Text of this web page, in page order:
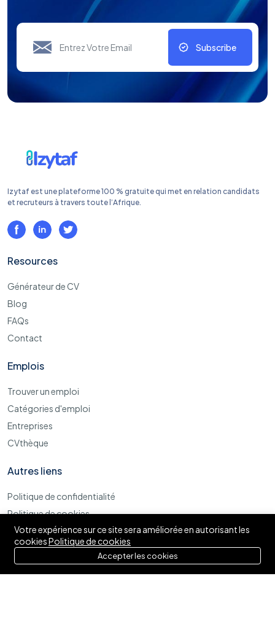
Subscribe
Izytaf est une plateforme 100 % gratuite qui met en relation candidats
et recruteurs à travers toute l’Afrique.
Resources
Générateur de CV
Blog
FAQs
Contact
Emplois
Trouver un emploi
Catégories d'emploi
Entreprises
CVthèque
Autres liens
Politique de confidentialité
Politique de cookies
Termes et conditions d'utilisations
Votre expérience sur ce site sera améliorée en autorisant les
cookiesPolitique de cookies
Accepter les cookies